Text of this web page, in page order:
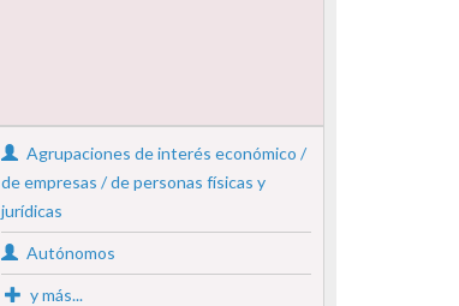
Agrupaciones de interés económico /
de empresas / de personas físicas y
jurídicas
Autónomos
y más...